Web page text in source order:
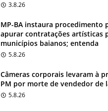
3.8.26
MP-BA instaura procedimento
apurar contratações artísticas
municípios baianos; entenda
5.8.26
Câmeras corporais levaram à
PM por morte de vendedor de
5.8.26